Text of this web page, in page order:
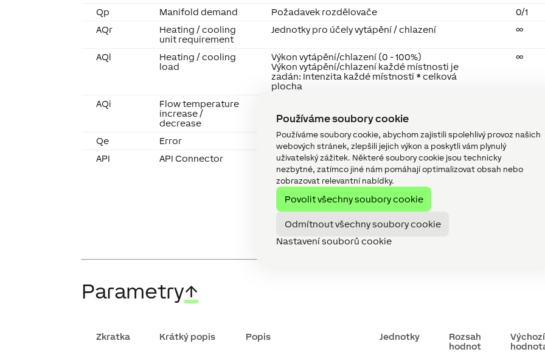
Používáme soubory cookie
Používáme soubory cookie, abychom zajistili spolehlivý provoz našich
webových stránek, zlepšili jejich výkon a poskytli vám plynulý
uživatelský zážitek. Některé soubory cookie jsou technicky
nezbytné, zatímco jiné nám pomáhají optimalizovat obsah nebo
zobrazovat relevantní nabídky.
Povolit všechny soubory cookie
Odmítnout všechny soubory cookie
Nastavení souborů cookie
Qp Manifold demand Požadavek rozdělovače
0/1
AQr
Heating / cooling
unit requirement
Jednotky pro účely vytápění / chlazení ∞
AQl
Heating / cooling
load
Výkon vytápění/chlazení (0 - 100%)
Výkon vytápění/chlazení každé místnosti je
zadán: Intenzita každé místnosti * celková
plocha
∞
AQi
Flow temperature
increase /
decrease
Qe Error Chyba
0/1
API
API Connector
Inteligentní konektor založený na API.
Dokáže propojit několik funkcí mezi zařízeními a
bloky.
API Commands
Parametry↑
Zkratka Krátký popis Popis Jednotky
Rozsah
hodnot
Výchozí